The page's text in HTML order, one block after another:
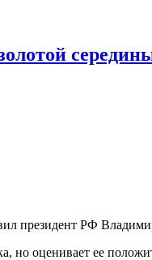
президент РФ
но оценивает ее